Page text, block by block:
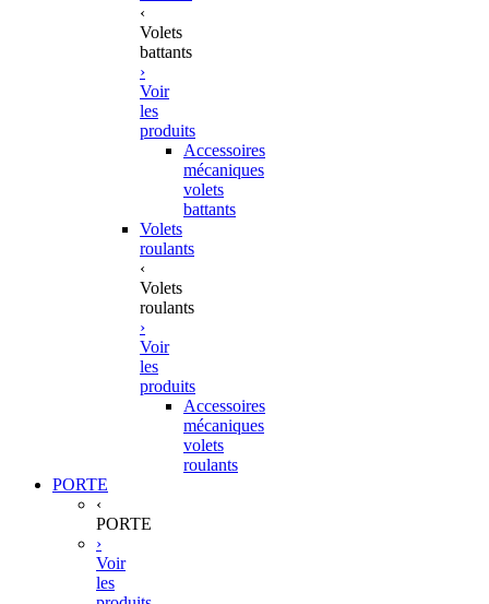
‹
Volets
battants
›
Voir
les
produits
Accessoires
mécaniques
volets
battants
Volets
roulants
‹
Volets
roulants
›
Voir
les
produits
Accessoires
mécaniques
volets
roulants
PORTE
‹
PORTE
›
Voir
les